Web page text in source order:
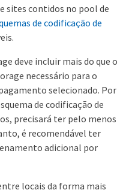
sites contidos no pool de
de codificação de
deve incluir mais do que o
necessário para o
selecionado. Por
de codificação de
precisará ter pelo menos
é recomendável ter
adicional por
locais da forma mais